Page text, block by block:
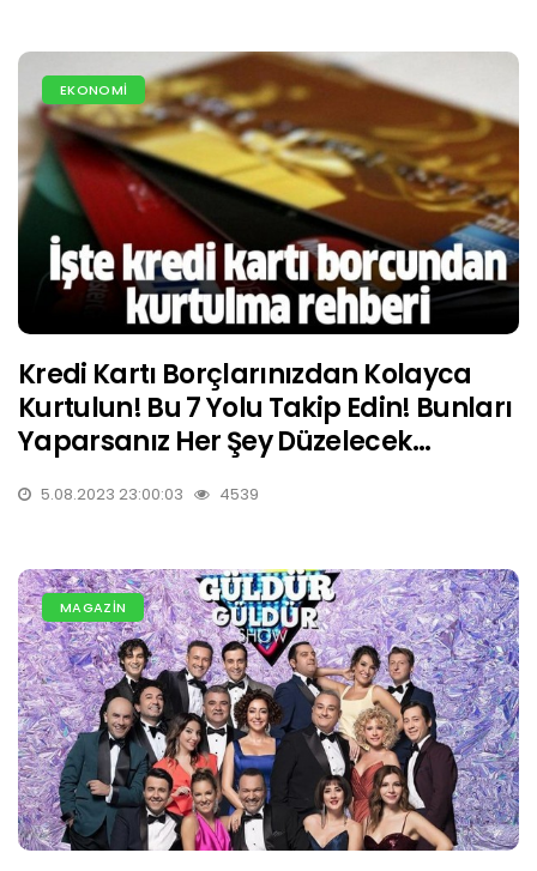
EKONOMİ
Kredi Kartı Borçlarınızdan Kolayca
Kurtulun! Bu 7 Yolu Takip Edin! Bunları
Yaparsanız Her Şey Düzelecek…
5.08.2023 23:00:03 4539
MAGAZİN